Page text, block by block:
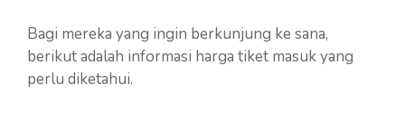
Bagi mereka yang ingin berkunjung ke sana,
berikut adalah informasi harga tiket masuk yang
perlu diketahui.